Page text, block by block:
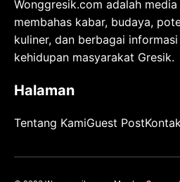
Wonggresik.com adalah
membahas kabar, budaya,
kuliner, dan berbagai
kehidupan masyarakat Gresik.
Halaman
Tentang KamiGuest Post